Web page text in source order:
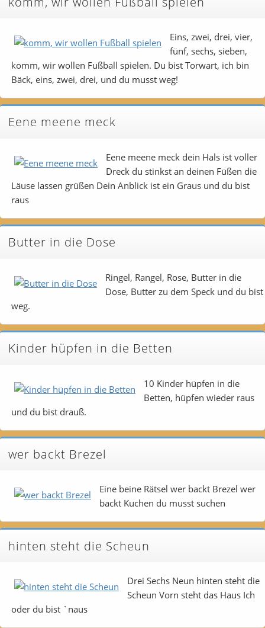
Eins, zwei, drei, vier,
fünf, sechs, sieben,
komm, wir wollen Fußball spielen. Du bist Torwart, ich bin
Bäck, eins, zwei, drei, und du musst weg!
Eene meene meck
Eene meene meck dein Hals ist voller
Dreck du stinkst an deinen Füßen die
Läuse lassen grüßen Dein Anblick ist ein Graus und du bist
raus
Butter in die Dose
Ringel, Rangel, Rose, Butter in die
Dose, Butter zu dem Speck und du bist
weg.
Kinder hüpfen in die Betten
10 Kinder hüpfen in die
Betten, hüpfen wieder raus
und du bist drauß.
wer backt Brezel
Eine beine Rätsel wer backt Brezel wer
backt Kuchen du musst suchen
hinten steht die Scheun
Drei Sechs Neun hinten steht die
Scheun Vorn steht das Haus Ich
oder du bist `naus